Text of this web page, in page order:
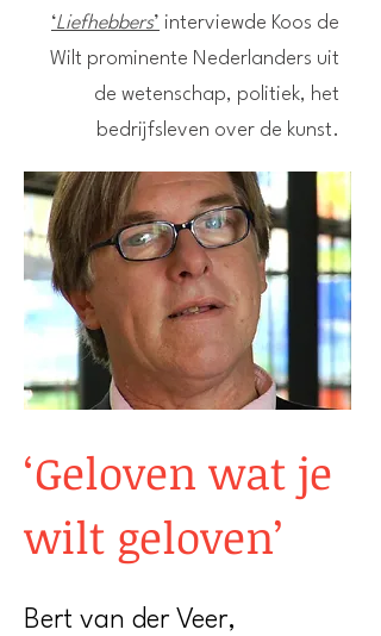
‘Liefhebbers’ interviewde Koos de
Wilt prominente Nederlanders uit
de wetenschap, politiek, het
bedrijfsleven over de kunst.
‘Geloven wat je
wilt geloven’
Bert van der Veer,